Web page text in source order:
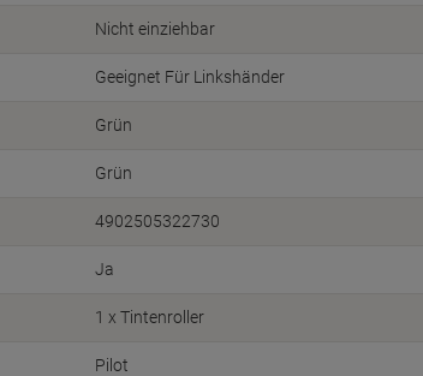
Nicht einziehbar
Geeignet Für Linkshänder
Grün
Grün
4902505322730
Ja
1 x Tintenroller
Pilot